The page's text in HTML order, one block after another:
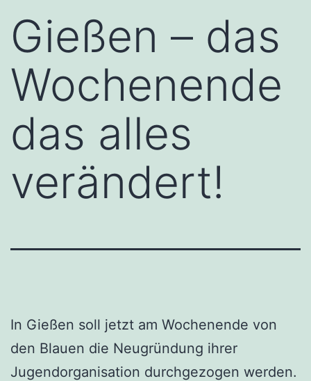
Gießen – das
Wochenende
das alles
verändert!
In Gießen soll jetzt am Wochenende von
den Blauen die Neugründung ihrer
Jugendorganisation durchgezogen werden.